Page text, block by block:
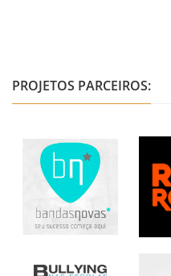
PROJETOS PARCEIROS: